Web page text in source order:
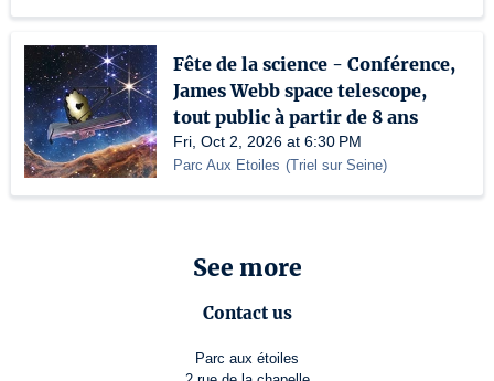
Fête de la science - Conférence,
James Webb space telescope,
tout public à partir de 8 ans
Fri, Oct 2, 2026 at 6:30 PM
Parc Aux Etoiles (Triel sur Seine)
See more
Contact us
Parc aux étoiles